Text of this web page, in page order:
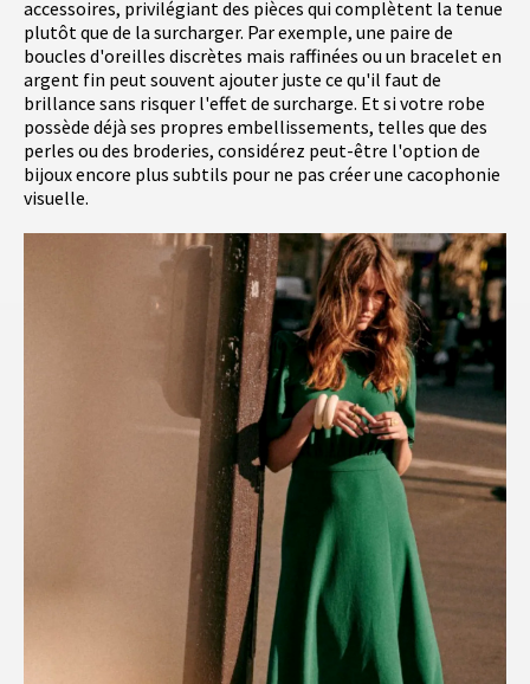
accessoires, privilégiant des pièces qui complètent la tenue
plutôt que de la surcharger. Par exemple, une paire de
boucles d'oreilles discrètes mais raffinées ou un bracelet en
argent fin peut souvent ajouter juste ce qu'il faut de
brillance sans risquer l'effet de surcharge. Et si votre robe
possède déjà ses propres embellissements, telles que des
perles ou des broderies, considérez peut-être l'option de
bijoux encore plus subtils pour ne pas créer une cacophonie
visuelle.